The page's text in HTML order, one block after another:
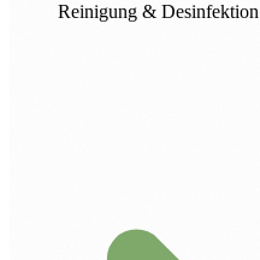
Reinigung & Desinfektion